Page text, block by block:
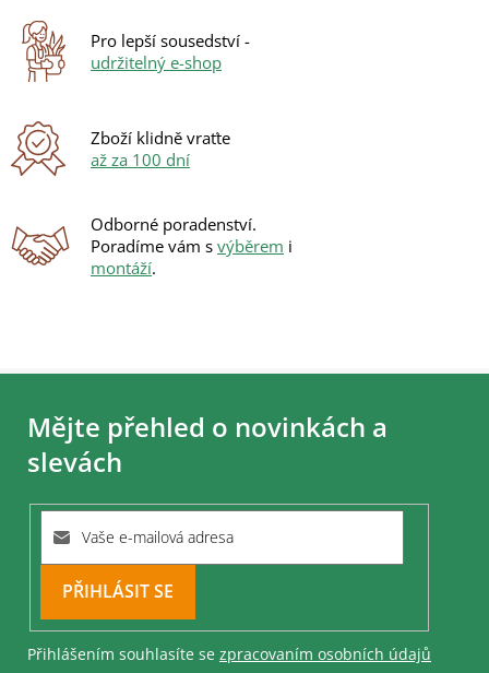
Pro lepší sousedství -
udržitelný e-shop
Zboží klidně vraťte
až za 100 dní
Odborné poradenství.
Poradíme vám s výběrem i
montáží.
Z
Mějte přehled o novinkách a
slevách
PŘIHLÁSIT
SE
Přihlášením souhlasíte se zpracovaním osobních údajů